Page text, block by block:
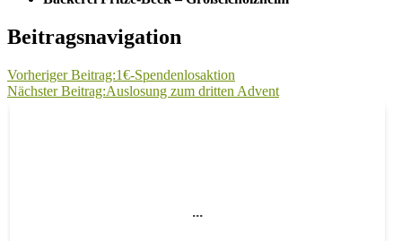
Beitragsnavigation
Vorheriger Beitrag:1€-Spendenlosaktion
Nächster Beitrag:Auslosung zum dritten Advent